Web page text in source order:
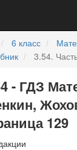
6 класс
3.54.
- ГДЗ
129